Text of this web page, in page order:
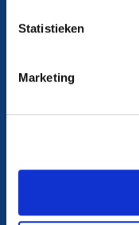
Statistieken
Marketing